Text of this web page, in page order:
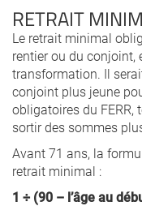
RETRAIT
Le retrait minimal
rentier ou du conjoint,
transformation. Il
conjoint plus jeune
obligatoires du
sortir des sommes
Avant 71 ans, la
retrait minimal :
1 ÷ (90 – l’âge au